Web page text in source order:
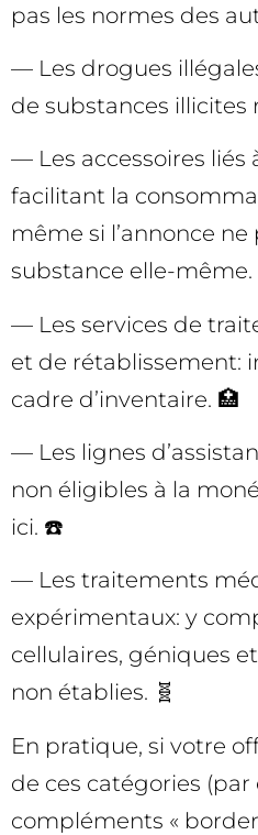
pas les normes des
— Les drogues
de substances illicites
— Les accessoires liés
facilitant la
même si l’annonce
substance elle-même.
— Les services de
et de rétablissement:
cadre d’inventaire. 🏥
— Les lignes
non éligibles à la
ici. ☎️
— Les traitements
expérimentaux: y
cellulaires, géniques
non établies. 🧬
En pratique, si votre
de ces catégories (par
compléments «